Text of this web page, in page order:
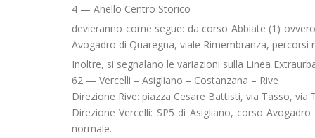
4 — Anello Centro Storico
devieranno come segue: da corso Abbiate (1)
Avogadro di Quaregna, viale Rimembranza,
Inoltre, si segnalano le variazioni sulla Linea
62 — Vercelli – Asigliano – Costanzana – Rive
Direzione Rive: piazza Cesare Battisti, via Tasso,
Direzione Vercelli: SP5 di Asigliano, corso
normale.